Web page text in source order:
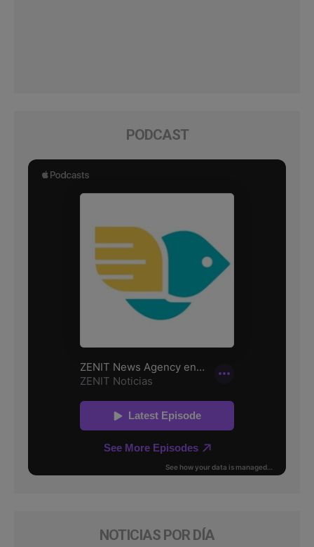
PODCAST
NOTICIAS POR DÍA